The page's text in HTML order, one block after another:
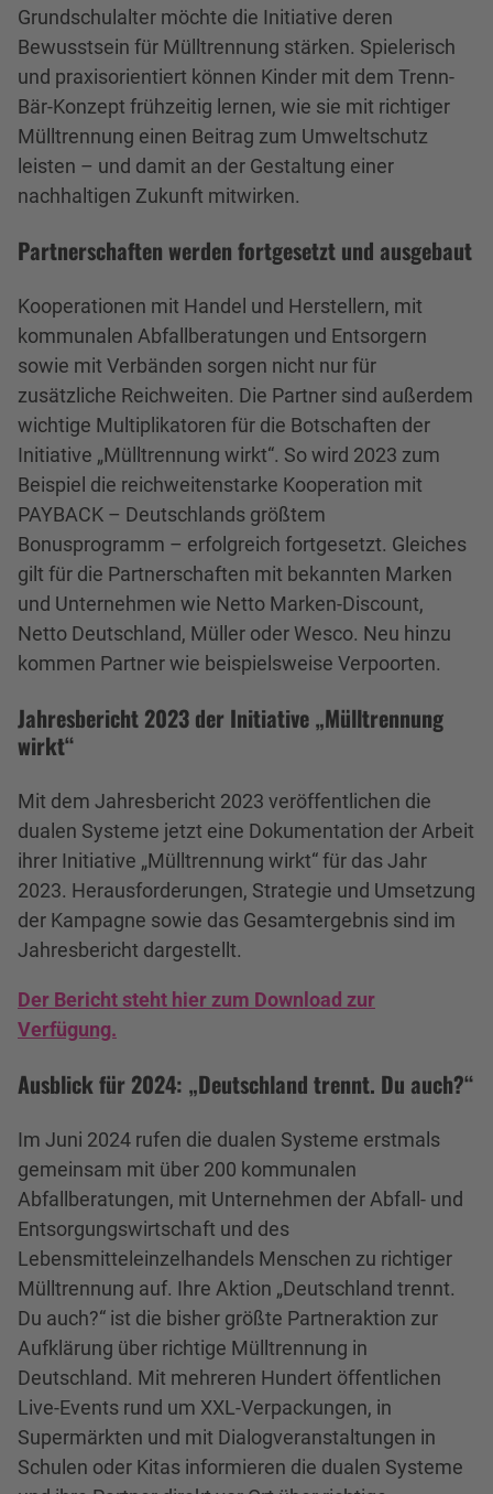
Grundschulalter möchte die Initiative deren
Bewusstsein für Mülltrennung stärken. Spielerisch
und praxisorientiert können Kinder mit dem Trenn-
Bär-Konzept frühzeitig lernen, wie sie mit richtiger
Mülltrennung einen Beitrag zum Umweltschutz
leisten – und damit an der Gestaltung einer
nachhaltigen Zukunft mitwirken.
Partnerschaften werden fortgesetzt und ausgebaut
Kooperationen mit Handel und Herstellern, mit
kommunalen Abfallberatungen und Entsorgern
sowie mit Verbänden sorgen nicht nur für
zusätzliche Reichweiten. Die Partner sind außerdem
wichtige Multiplikatoren für die Botschaften der
Initiative „Mülltrennung wirkt“. So wird 2023 zum
Beispiel die reichweitenstarke Kooperation mit
PAYBACK – Deutschlands größtem
Bonusprogramm – erfolgreich fortgesetzt. Gleiches
gilt für die Partnerschaften mit bekannten Marken
und Unternehmen wie Netto Marken-Discount,
Netto Deutschland, Müller oder Wesco. Neu hinzu
kommen Partner wie beispielsweise Verpoorten.
Jahresbericht 2023 der Initiative „Mülltrennung
wirkt“
Mit dem Jahresbericht 2023 veröffentlichen die
dualen Systeme jetzt eine Dokumentation der Arbeit
ihrer Initiative „Mülltrennung wirkt“ für das Jahr
2023. Herausforderungen, Strategie und Umsetzung
der Kampagne sowie das Gesamtergebnis sind im
Jahresbericht dargestellt.
Der Bericht steht hier zum Download zur
Verfügung.
Ausblick für 2024: „Deutschland trennt. Du auch?“
Im Juni 2024 rufen die dualen Systeme erstmals
gemeinsam mit über 200 kommunalen
Abfallberatungen, mit Unternehmen der Abfall- und
Entsorgungswirtschaft und des
Lebensmitteleinzelhandels Menschen zu richtiger
Mülltrennung auf. Ihre Aktion „Deutschland trennt.
Du auch?“ ist die bisher größte Partneraktion zur
Aufklärung über richtige Mülltrennung in
Deutschland. Mit mehreren Hundert öffentlichen
Live-Events rund um XXL-Verpackungen, in
Supermärkten und mit Dialogveranstaltungen in
Schulen oder Kitas informieren die dualen Systeme